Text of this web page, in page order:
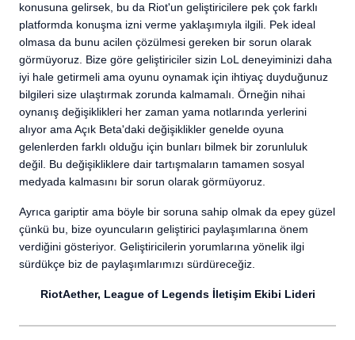
konusuna gelirsek, bu da Riot'un geliştiricilere pek çok farklı
platformda konuşma izni verme yaklaşımıyla ilgili. Pek ideal
olmasa da bunu acilen çözülmesi gereken bir sorun olarak
görmüyoruz. Bize göre geliştiriciler sizin LoL deneyiminizi daha
iyi hale getirmeli ama oyunu oynamak için ihtiyaç duyduğunuz
bilgileri size ulaştırmak zorunda kalmamalı. Örneğin nihai
oynanış değişiklikleri her zaman yama notlarında yerlerini
alıyor ama Açık Beta'daki değişiklikler genelde oyuna
gelenlerden farklı olduğu için bunları bilmek bir zorunluluk
değil. Bu değişikliklere dair tartışmaların tamamen sosyal
medyada kalmasını bir sorun olarak görmüyoruz.
Ayrıca gariptir ama böyle bir soruna sahip olmak da epey güzel
çünkü bu, bize oyuncuların geliştirici paylaşımlarına önem
verdiğini gösteriyor. Geliştiricilerin yorumlarına yönelik ilgi
sürdükçe biz de paylaşımlarımızı sürdüreceğiz.
RiotAether, League of Legends İletişim Ekibi Lideri